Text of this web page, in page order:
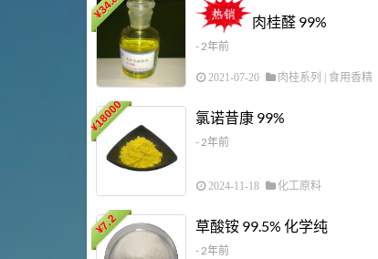
¥ 肉桂醛 99%
- 2年前
2021-07-20 肉桂系列 | 食用香精
¥
18000 氯诺昔康 99%
- 2年前
2024-11-18 化工原料
¥
7.2 草酸铵 99.5% 化学纯
- 2年前